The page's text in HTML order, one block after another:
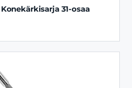
31-osaa